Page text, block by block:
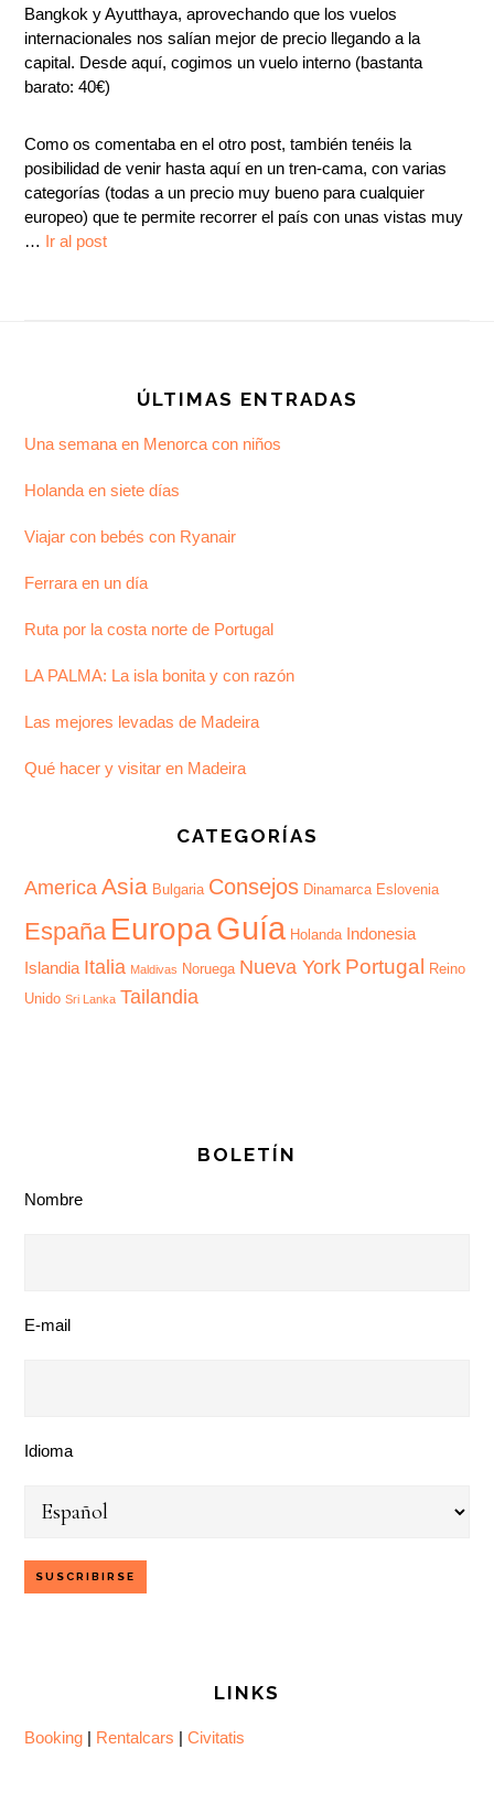
Bangkok y Ayutthaya, aprovechando que los vuelos
internacionales nos salían mejor de precio llegando a la
capital. Desde aquí, cogimos un vuelo interno (bastanta
barato: 40€)
Como os comentaba en el otro post, también tenéis la
posibilidad de venir hasta aquí en un tren-cama, con varias
categorías (todas a un precio muy bueno para cualquier
europeo) que te permite recorrer el país con unas vistas muy
… Ir al post
ÚLTIMAS ENTRADAS
Una semana en Menorca con niños
Holanda en siete días
Viajar con bebés con Ryanair
Ferrara en un día
Ruta por la costa norte de Portugal
LA PALMA: La isla bonita y con razón
Las mejores levadas de Madeira
Qué hacer y visitar en Madeira
CATEGORÍAS
America Asia Bulgaria Consejos Dinamarca Eslovenia
España EuropaGuía Holanda Indonesia
Islandia Italia Maldivas Noruega Nueva York Portugal Reino
Unido Sri Lanka Tailandia
BOLETÍN
Nombre
E-mail
Idioma
LINKS
Booking | Rentalcars |Civitatis